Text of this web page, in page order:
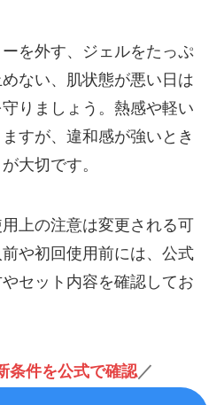
を外す、ジェルをたっぷ
ない、肌状態が悪い日は
りましょう。熱感や軽い
すが、違和感が強いとき
大切です。
上の注意は変更される可
や初回使用前には、公式
セット内容を確認してお
条件を公式で確認 ／